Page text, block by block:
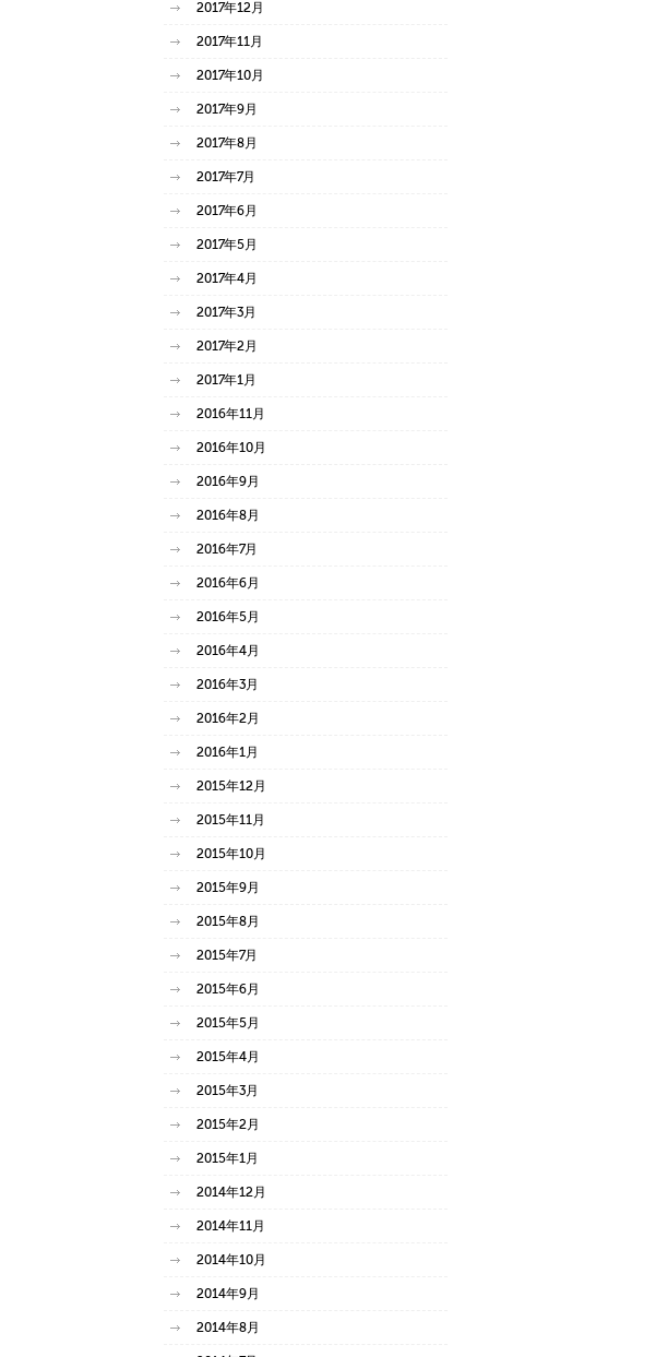
2017年12月
2017年11月
2017年10月
2017年9月
2017年8月
2017年7月
2017年6月
2017年5月
2017年4月
2017年3月
2017年2月
2017年1月
2016年11月
2016年10月
2016年9月
2016年8月
2016年7月
2016年6月
2016年5月
2016年4月
2016年3月
2016年2月
2016年1月
2015年12月
2015年11月
2015年10月
2015年9月
2015年8月
2015年7月
2015年6月
2015年5月
2015年4月
2015年3月
2015年2月
2015年1月
2014年12月
2014年11月
2014年10月
2014年9月
2014年8月